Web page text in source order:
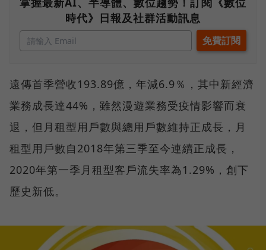
時代》日報及社群活動訊息
遠傳首季營收193.89億，年減6.9％，其中新經濟
業務成長達44%，雖然漫遊業務受疫情影響而衰
退，但月租型用戶數與總用戶數維持正成長，月
租型用戶數自2018年第三季至今連續正成長，
2020年第一季月租型客戶流失率為1.29%，創下
歷史新低。